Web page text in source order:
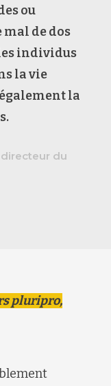
ou
mal de dos
individus
la vie
la
du
pluripro,